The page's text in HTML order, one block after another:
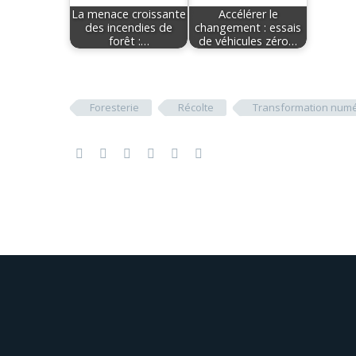
La menace croissante
des incendies de
forêt :…
Accélérer le
changement : essais
de véhicules zéro…
Foresterie Récolte Transformation